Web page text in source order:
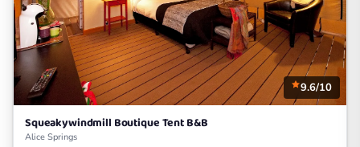
9.6/10
Squeakywindmill Boutique Tent B&B
Alice Springs